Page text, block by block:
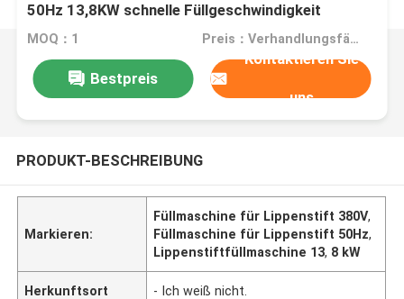
50Hz 13,8KW schnelle Füllgeschwindigkeit
MOQ：1 Preis：Verhandlungsfähig
Bestpreis
Kontaktieren Sie
uns
PRODUKT-BESCHREIBUNG
Markieren:
Füllmaschine für Lippenstift 380V,
Füllmaschine für Lippenstift 50Hz,
Lippenstiftfüllmaschine 13, 8 kW
Herkunftsort - Ich weiß nicht.